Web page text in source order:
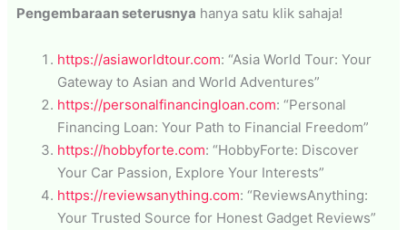
Pengembaraan seterusnya hanya satu klik sahaja!
https://asiaworldtour.com: “Asia World Tour: Your
Gateway to Asian and World Adventures”
https://personalfinancingloan.com: “Personal
Financing Loan: Your Path to Financial Freedom”
https://hobbyforte.com: “HobbyForte: Discover
Your Car Passion, Explore Your Interests”
https://reviewsanything.com: “ReviewsAnything:
Your Trusted Source for Honest Gadget Reviews”